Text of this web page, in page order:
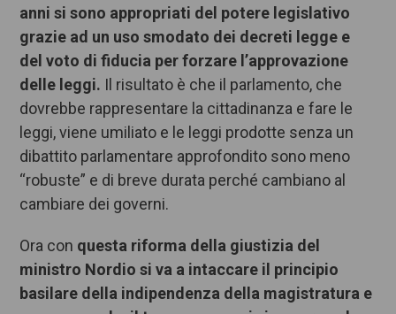
anni si sono appropriati del potere legislativo
grazie ad un uso smodato dei decreti legge e
del voto di fiducia per forzare l’approvazione
delle leggi. Il risultato è che il parlamento, che
dovrebbe rappresentare la cittadinanza e fare le
leggi, viene umiliato e le leggi prodotte senza un
dibattito parlamentare approfondito sono meno
“robuste” e di breve durata perché cambiano al
cambiare dei governi.
Ora con questa riforma della giustizia del
ministro Nordio si va a intaccare il principio
basilare della indipendenza della magistratura e